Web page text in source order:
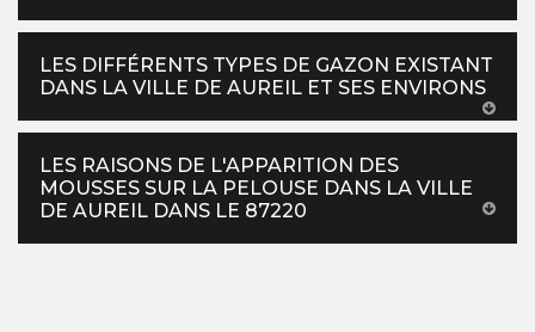
LES DIFFÉRENTS TYPES DE GAZON EXISTANT
DANS LA VILLE DE AUREIL ET SES ENVIRONS
LES RAISONS DE L'APPARITION DES
MOUSSES SUR LA PELOUSE DANS LA VILLE
DE AUREIL DANS LE 87220